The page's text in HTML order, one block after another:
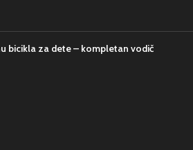
bicikla za dete – kompletan vodič